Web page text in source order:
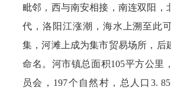
毗邻，西与南安相接，南连双阳，
代，洛阳江涨潮，海水上溯至此
集，河滩上成为集市贸易场所，后
命名。河市镇总面积105平方公里
员会，197个自然村，总人口3.